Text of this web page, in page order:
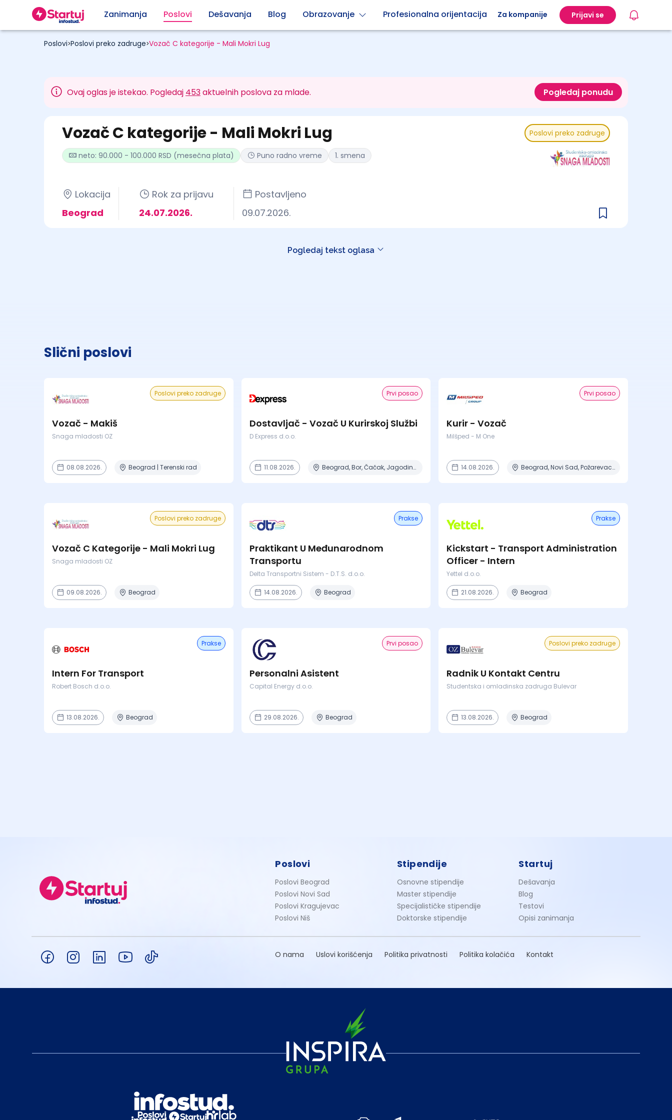
Zanimanja Poslovi Dešavanja Blog Obrazovanje Profesionalna orijentacija Za kompanije Prijavi se
Poslovi>Poslovi preko zadruge>Vozač C kategorije - Mali Mokri Lug
Ovaj oglas je istekao. Pogledaj 453aktuelnih poslova za mlade. Pogledaj ponudu
Poslovi preko zadruge
Vozač C kategorije - Mali Mokri Lug
Lokacija
Beograd
Rok za prijavu
24.07.2026.
Postavljeno
09.07.2026.
neto: 90.000 - 100.000 RSD (mesečna plata) Puno radno vreme 1. smena
Pogledaj tekst oglasa
Slični poslovi
Poslovi preko zadruge
Vozač - Makiš
Snaga mladosti OZ
08.08.2026. Beograd | Terenski rad
Prvi posao
Dostavljač - Vozač U Kurirskoj Službi
D Express d.o.o.
11.08.2026. Beograd, Bor, Čačak, Jagodina, Kikinda + 23 mesta | Terenski rad
Prvi posao
Kurir - Vozač
Milšped - M One
14.08.2026. Beograd, Novi Sad, Požarevac, Subotica, Šabac
Poslovi preko zadruge
Vozač C Kategorije - Mali Mokri Lug
Snaga mladosti OZ
09.08.2026. Beograd
Prakse
Praktikant U Međunarodnom
Transportu
Delta Transportni Sistem - D.T.S. d.o.o.
14.08.2026. Beograd
Prakse
Kickstart - Transport Administration
Officer - Intern
Yettel d.o.o.
21.08.2026. Beograd
Prakse
Intern For Transport
Robert Bosch d.o.o.
13.08.2026. Beograd
Prvi posao
Personalni Asistent
Capital Energy d.o.o.
29.08.2026. Beograd
Poslovi preko zadruge
Radnik U Kontakt Centru
Studentska i omladinska zadruga Bulevar
13.08.2026. Beograd
Poslovi
Poslovi Beograd
Poslovi Novi Sad
Poslovi Kragujevac
Poslovi Niš
Stipendije
Osnovne stipendije
Master stipendije
Specijalističke stipendije
Doktorske stipendije
Startuj
Dešavanja
Blog
Testovi
Opisi zanimanja
O nama Uslovi korišćenja Politika privatnosti Politika kolačića Kontakt